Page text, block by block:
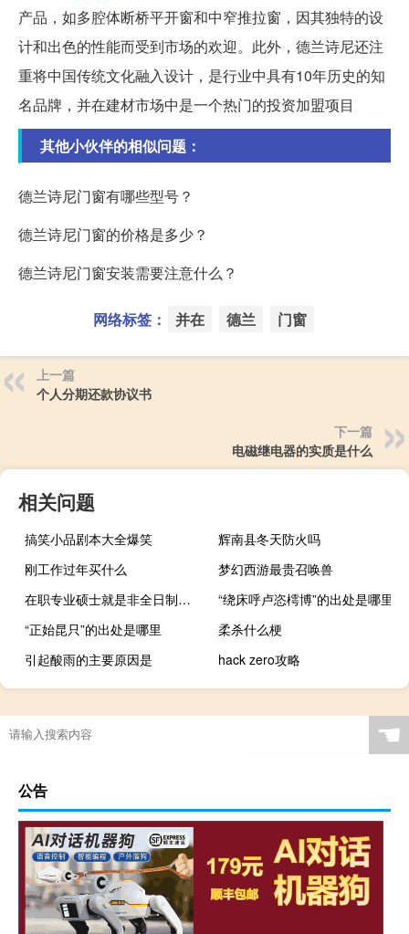
产品，如多腔体断桥平开窗和中窄推拉窗，因其独特的设
计和出色的性能而受到市场的欢迎。此外，德兰诗尼还注
重将中国传统文化融入设计，是行业中具有10年历史的知
名品牌，并在建材市场中是一个热门的投资加盟项目
其他小伙伴的相似问题：
德兰诗尼门窗有哪些型号？
德兰诗尼门窗的价格是多少？
德兰诗尼门窗安装需要注意什么？
网络标签： 并在 德兰 门窗
上一篇
个人分期还款协议书
下一篇
电磁继电器的实质是什么
相关问题
搞笑小品剧本大全爆笑
辉南县冬天防火吗
刚工作过年买什么
梦幻西游最贵召唤兽
在职专业硕士就是非全日制吗上课的次数多吗
“绕床呼卢恣樗博”的出处是哪里
“正始昆只”的出处是哪里
柔杀什么梗
引起酸雨的主要原因是
hack zero攻略
☚
公告